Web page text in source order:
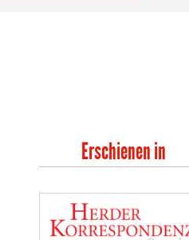
Erschienen in